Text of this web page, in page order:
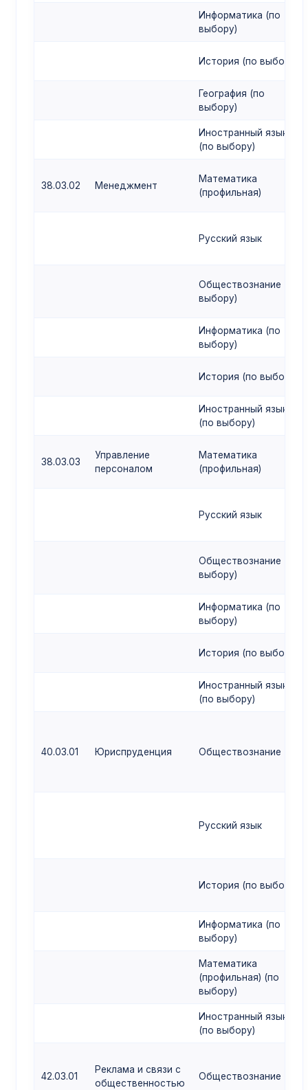
Информатика (по
выбору)
История (по выбору)
География (по
выбору)
Иностранный язык
(по выбору)
38.03.02 Менеджмент
Математика
(профильная)
Русский язык
Обществознание (по
выбору)
Информатика (по
выбору)
История (по выбору)
Иностранный язык
(по выбору)
38.03.03
Управление
персоналом
Математика
(профильная)
Русский язык
Обществознание (по
выбору)
Информатика (по
выбору)
История (по выбору)
Иностранный язык
(по выбору)
40.03.01 Юриспруденция Обществознание
Русский язык
История (по выбору)
Информатика (по
выбору)
Математика
(профильная) (по
выбору)
Иностранный язык
(по выбору)
42.03.01
Реклама и связи с
общественностью
Обществознание